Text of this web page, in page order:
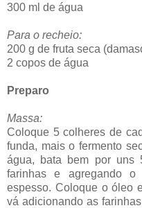
300 ml de água
Para o recheio:
200 g de fruta seca
2 copos de água
Preparo
Massa:
Coloque 5 colheres de
funda, mais o fermento
água, bata bem por uns
farinhas e agregando
espesso. Coloque o óleo
vá adicionando as